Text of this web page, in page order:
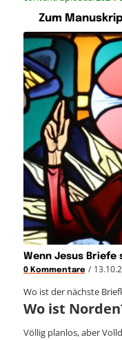
Zum
Wenn Jesus Briefe
0 Kommentare /
Wo ist der nächste
Wo ist
Völlig planlos, aber